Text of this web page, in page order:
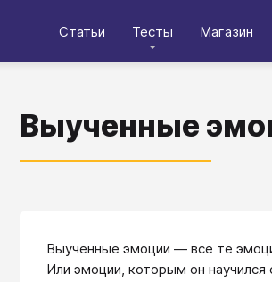
Статьи Тесты Магазин
Выученные
Выученные эмоции — все те
Или эмоции, которым он